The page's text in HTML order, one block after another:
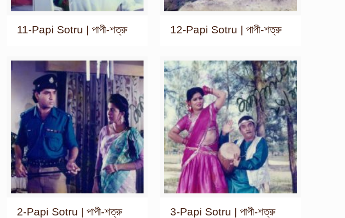
11-Papi Sotru | পাপী-শত্রু 12-Papi Sotru | পাপী-শত্রু
2-Papi Sotru | পাপী-শত্রু 3-Papi Sotru | পাপী-শত্রু